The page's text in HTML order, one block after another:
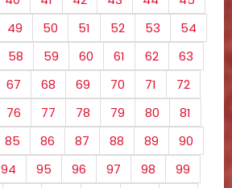
49 50 51 52 53
54
58 59 60 61 62
63
67 68 69 70 71
72
76 77 78 79 80
81
85 86 87 88 89
90
94 95 96 97 98
99